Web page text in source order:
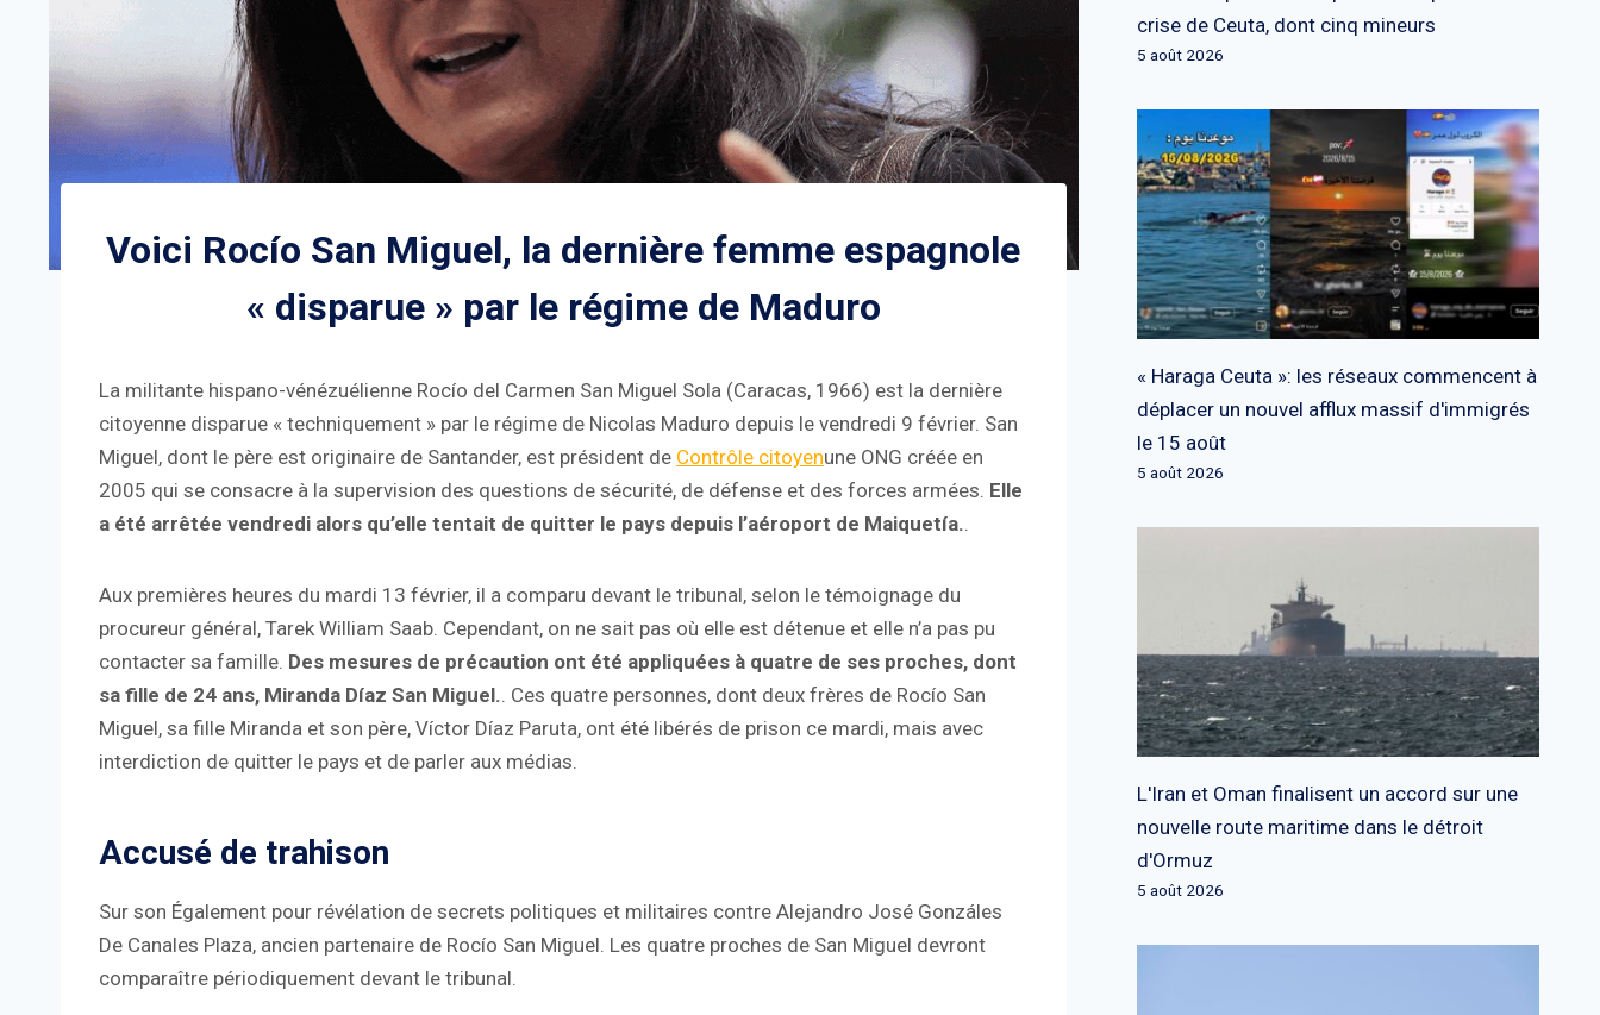
Voici Rocío San Miguel, la dernière femme espagnole
« disparue » par le régime de Maduro
La militante hispano-vénézuélienne Rocío del Carmen San Miguel Sola (Caracas, 1966) est la dernière
citoyenne disparue « techniquement » par le régime de Nicolas Maduro depuis le vendredi 9 février. San
Miguel, dont le père est originaire de Santander, est président de Contrôle citoyenune ONG créée en
2005 qui se consacre à la supervision des questions de sécurité, de défense et des forces armées. Elle
a été arrêtée vendredi alors qu’elle tentait de quitter le pays depuis l’aéroport de Maiquetía..
Aux premières heures du mardi 13 février, il a comparu devant le tribunal, selon le témoignage du
procureur général, Tarek William Saab. Cependant, on ne sait pas où elle est détenue et elle n’a pas pu
contacter sa famille. Des mesures de précaution ont été appliquées à quatre de ses proches, dont
sa fille de 24 ans, Miranda Díaz San Miguel.. Ces quatre personnes, dont deux frères de Rocío San
Miguel, sa fille Miranda et son père, Víctor Díaz Paruta, ont été libérés de prison ce mardi, mais avec
interdiction de quitter le pays et de parler aux médias.
Accusé de trahison
Sur son Également pour révélation de secrets politiques et militaires contre Alejandro José Gonzáles
De Canales Plaza, ancien partenaire de Rocío San Miguel. Les quatre proches de San Miguel devront
comparaître périodiquement devant le tribunal.
crise de Ceuta, dont cinq mineurs
5 août 2026
« Haraga Ceuta »: les réseaux commencent à
déplacer un nouvel afflux massif d'immigrés
le 15 août
5 août 2026
L'Iran et Oman finalisent un accord sur une
nouvelle route maritime dans le détroit
d'Ormuz
5 août 2026